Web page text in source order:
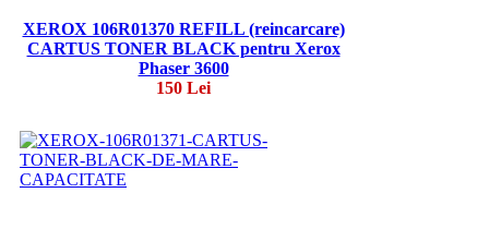
XEROX 106R01370 REFILL (reincarcare)
CARTUS TONER BLACK pentru Xerox
Phaser 3600
150 Lei